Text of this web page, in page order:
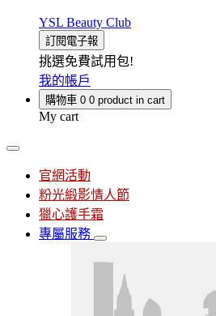
YSL Beauty Club
訂閱電子報
挑選免費試用包!
我的帳戶
購物車 0 0 product in cart
My cart
官網活動
粉光緞影情人節
獵心護手霜
專屬服務